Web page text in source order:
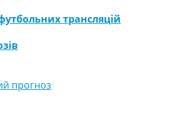
трансляцій
прогноз